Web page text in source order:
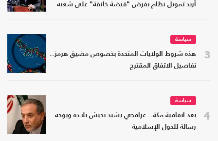
أريد تمويل نظام يفرض "قبضة خانقة" على شعبه
3
سياسة
هذه شروط الولايات المتحدة بخصوص مضيق هرمز..
تفاصيل الاتفاق المقترح
4
سياسة
بعد اتفاقية مكة.. عراقجي يشيد بجيش بلاده ويوجه
رسالة للدول الإسلامية